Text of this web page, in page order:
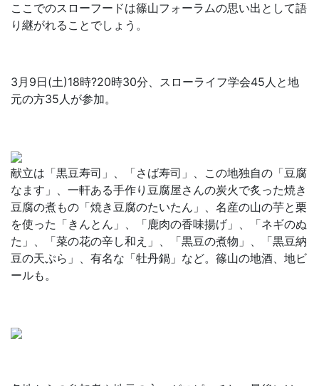
ここでのスローフードは篠山フォーラムの思い出として語
り継がれることでしょう。
3月9日(土)18時?20時30分、スローライフ学会45人と地
元の方35人が参加。
献立は「黒豆寿司」、「さば寿司」、この地独自の「豆腐
なます」、一軒ある手作り豆腐屋さんの炭火で炙った焼き
豆腐の煮もの「焼き豆腐のたいたん」、名産の山の芋と栗
を使った「きんとん」、「鹿肉の香味揚げ」、「ネギのぬ
た」、「菜の花の辛し和え」、「黒豆の煮物」、「黒豆納
豆の天ぷら」、有名な「牡丹鍋」など。篠山の地酒、地ビ
ールも。